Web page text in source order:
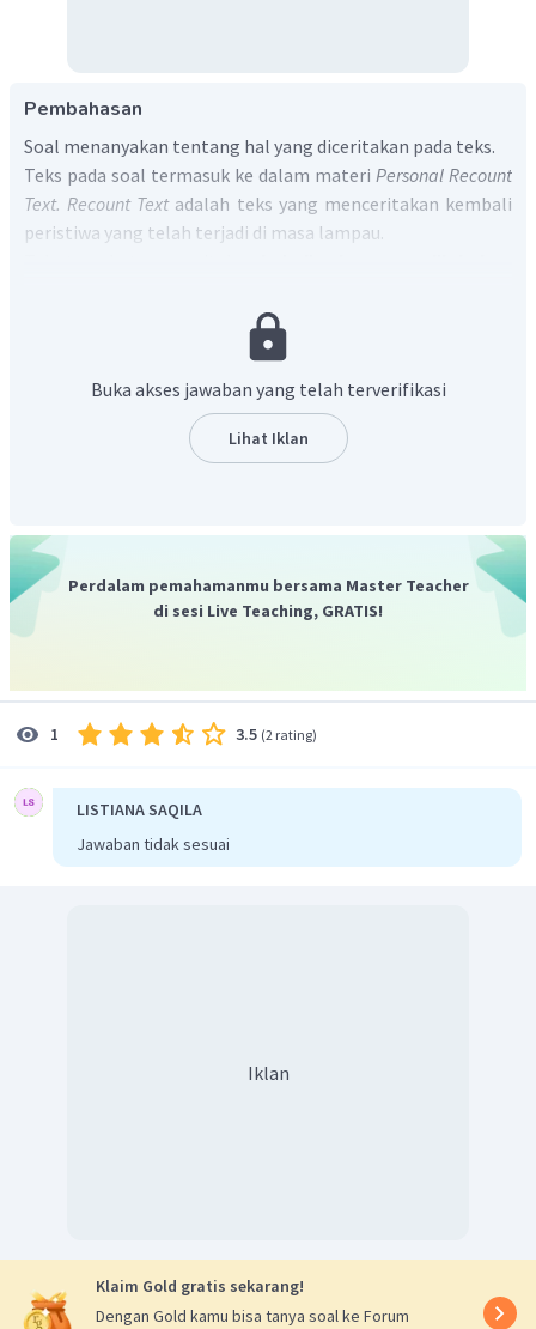
Pembahasan
Soal menanyakan tentang hal yang diceritakan pada teks.
Teks pada soal termasuk ke dalam materi Personal Recount
Text. Recount Textadalah teks yang menceritakan kembali
peristiwa yang telah terjadi di masa lampau.
sebagaimana bunyi kalimat
sister, Dina, did something funny"
dengan sangat tergesa-gesa dia langsung pergi ke sekolah.
Kemudian, dia menyadari satu hal, yaitu hari itu adalah hari
Sabtu di mana tidak ada jadwal untuk sekolah. Hari Sabtu
lucu tersebut.
Jadi, jawaban untuk soal ini adalah "The dialog tells us
about a funny event that happened to the writer's little
sister, Dina, on last Saturday.
Buka akses jawaban yang telah terverifikasi
Lihat Iklan
Perdalam pemahamanmu bersama Master Teacher
di sesi Live Teaching, GRATIS!
1 3.5 (2 rating)
LISTIANA SAQILA
Jawaban tidak sesuai
Iklan
Klaim Gold gratis sekarang!
Dengan Gold kamu bisa tanya soal ke Forum